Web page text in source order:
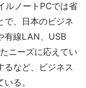
ルノートPCでは省
で、日本のビジネ
有線LAN、USB
ニーズに応えてい
るなど、ビジネス
る。